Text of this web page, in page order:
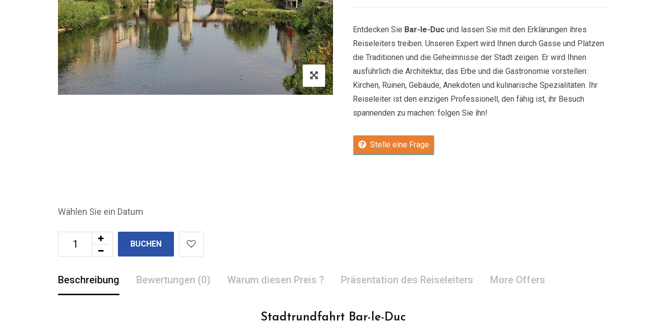
Entdecken Sie Bar-le-Duc und lassen Sie mit den Erklärungen ihres
Reiseleiters treiben. Unseren Expert wird Ihnen durch Gasse und Platzen
die Traditionen und die Geheimnisse der Stadt zeigen. Er wird Ihnen
ausführlich die Architektur, das Erbe und die Gastronomie vorstellen:
Kirchen, Ruinen, Gebäude, Anekdoten und kulinarische Spezialitäten. Ihr
Reiseleiter ist den einzigen Professionell, den fähig ist, ihr Besuch
spannenden zu machen: folgen Sie ihn!
Stelle eine Frage
Wählen Sie ein Datum
BUCHEN
Beschreibung Bewertungen (0) Warum diesen Preis ? Präsentation des Reiseleiters More Offers
Stadtrundfahrt Bar-le-Duc